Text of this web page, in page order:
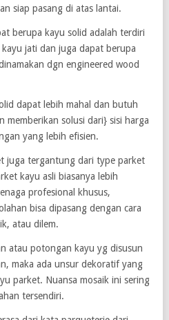
siap pasang di atas lantai.
berupa kayu solid adalah terdiri
jati dan juga dapat berupa
dgn engineered wood
dapat lebih mahal dan butuh
memberikan solusi dari} sisi harga
yang lebih efisien.
juga tergantung dari type parket
kayu asli biasanya lebih
profesional khusus,
bisa dipasang dengan cara
atau dilem.
atau potongan kayu yg disusun
maka ada unsur dekoratif yang
parket. Nuansa mosaik ini sering
tersendiri.